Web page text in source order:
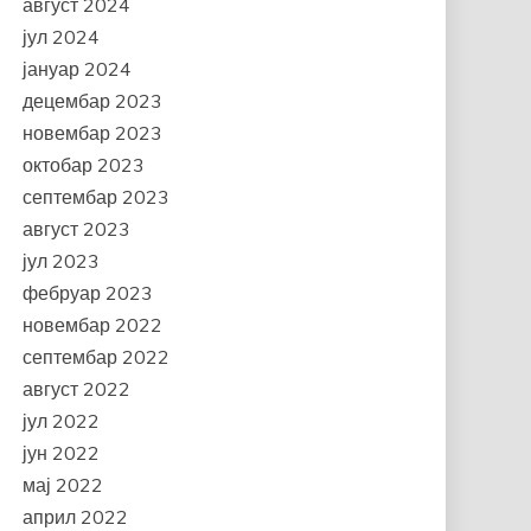
август 2024
јул 2024
јануар 2024
децембар 2023
новембар 2023
октобар 2023
септембар 2023
август 2023
јул 2023
фебруар 2023
новембар 2022
септембар 2022
август 2022
јул 2022
јун 2022
мај 2022
април 2022